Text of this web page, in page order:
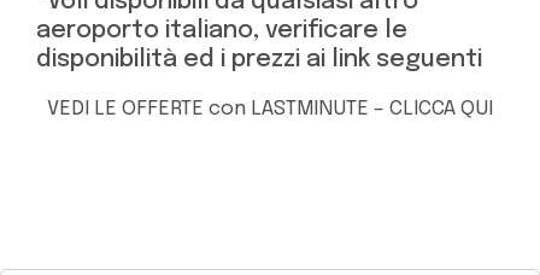
aeroporto italiano, verificare le
disponibilità ed i prezzi ai link seguenti
VEDI LE OFFERTE con LASTMINUTE – CLICCA QUI